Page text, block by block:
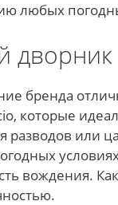
любых
дворник
бренда
которые
разводов или
вождения.